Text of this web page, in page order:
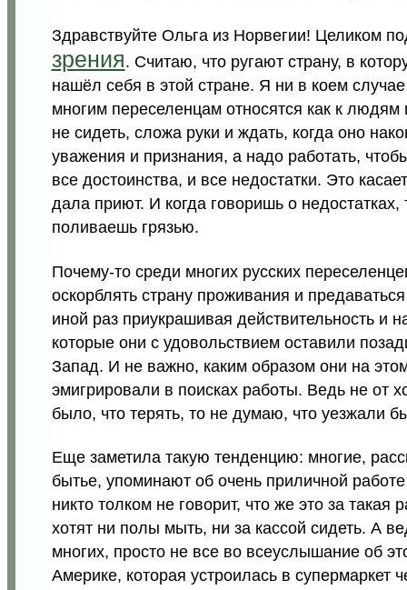
Здравствуйте Ольга из Норвегии! Целиком
зрения. Считаю, что ругают страну, в
нашёл себя в этой стране. Я ни в коем
многим переселенцам относятся как к
не сидеть, сложа руки и ждать, когда оно
уважения и признания, а надо работать,
все достоинства, и все недостатки. Это
дала приют. И когда говоришь о недостатках,
поливаешь грязью.
Почему-то среди многих русских
оскорблять страну проживания и
иной раз приукрашивая действительность и
которые они с удовольствием оставили
Запад. И не важно, каким образом они на
эмигрировали в поисках работы. Ведь не от
было, что терять, то не думаю, что уезжали
Еще заметила такую тенденцию: многие,
бытье, упоминают об очень приличной
никто толком не говорит, что же это за
хотят ни полы мыть, ни за кассой сидеть. А
многих, просто не все во всеуслышание об
Америке, которая устроилась в супермаркет